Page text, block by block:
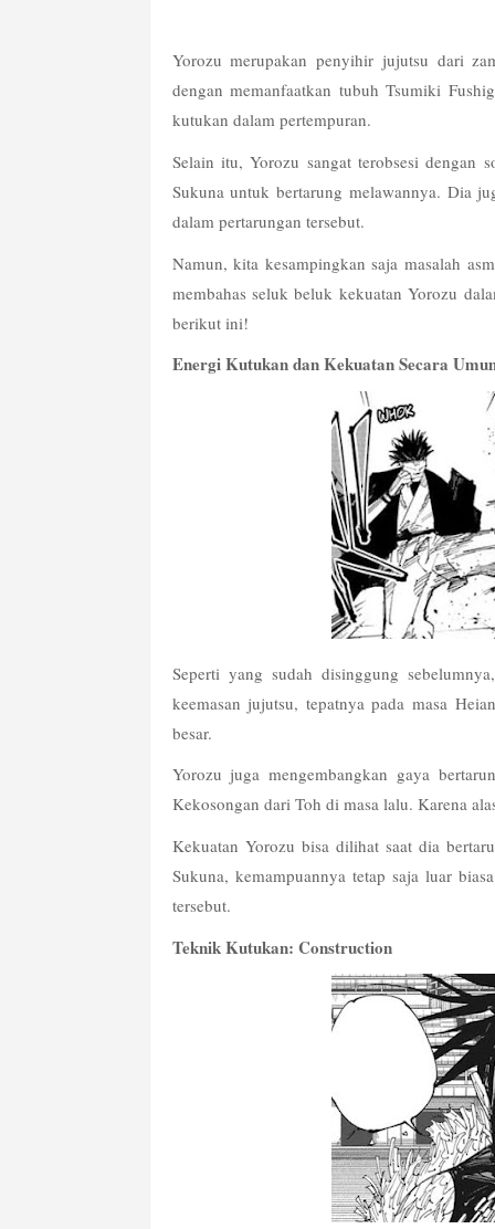
Yorozu merupakan penyihir jujutsu dari
dengan memanfaatkan tubuh Tsumiki
kutukan dalam pertempuran.
Selain itu, Yorozu sangat terobsesi dengan
Sukuna untuk bertarung melawannya. Dia
dalam pertarungan tersebut.
Namun, kita kesampingkan saja masalah
membahas seluk beluk kekuatan Yorozu
berikut ini!
Energi Kutukan dan Kekuatan Secara
Seperti yang sudah disinggung
keemasan jujutsu, tepatnya pada masa
besar.
Yorozu juga mengembangkan gaya
Kekosongan dari Toh di masa lalu. Karena
Kekuatan Yorozu bisa dilihat saat dia
Sukuna, kemampuannya tetap saja luar
tersebut.
Teknik Kutukan: Construction